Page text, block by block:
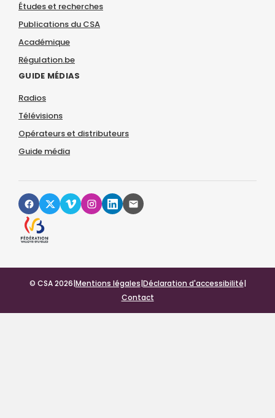
Études et recherches
Publications du CSA
Académique
Régulation.be
GUIDE MÉDIAS
Radios
Télévisions
Opérateurs et distributeurs
Guide média
© CSA 2026|Mentions légales|Déclaration d'accessibilité|
Contact